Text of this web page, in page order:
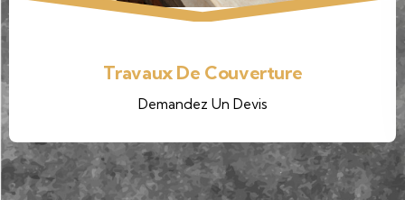
Travaux De Couverture
Demandez Un Devis